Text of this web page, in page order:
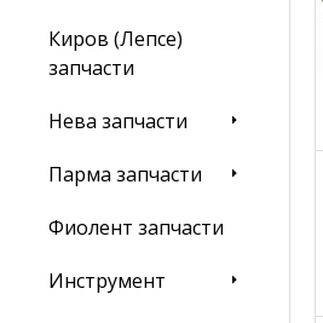
Киров (Лепсе)
запчасти
Нева запчасти
Парма запчасти
Фиолент запчасти
Инструмент